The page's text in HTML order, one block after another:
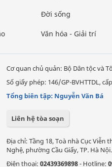
Đời sống
Văn hóa - Giải trí
Cơ quan chủ quản: Bộ Dân tộc và
Số giấy phép: 146/GP-BVHTTDL,
Tổng biên tập: Nguyễn Văn Bá
Liên hệ tòa soạn
Địa chỉ: Tầng 18, Toà nhà Cục Viễn
Nghệ, phường Cầu Giấy, TP. Hà Nội.
Điện thoại: 02439369898- Hotline: